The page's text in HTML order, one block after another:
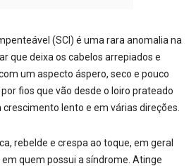
(SCI) é uma rara anomalia na
que deixa os cabelos arrepiados e
um aspecto áspero, seco e pouco
fios que vão desde o loiro prateado
lento e em várias direções.
rebelde e crespa ao toque, em geral
quem possui a síndrome. Atinge